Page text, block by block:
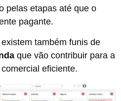
pelas etapas até que o
pagante.
também funis de
que vão contribuir para a
eficiente.